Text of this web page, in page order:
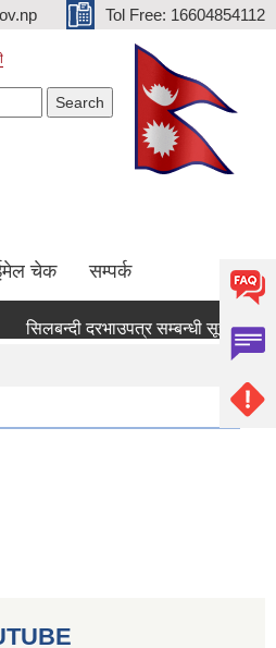
Tol Free: 16604854112
चेक सम्पर्क
दरभाउपत्र सम्बन्धी सूचना ।